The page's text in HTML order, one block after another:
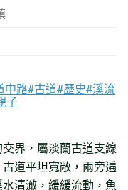
中路#古道#歷史#溪流
子
界，屬淡蘭古道支線
道平坦寬敞，兩旁遍
清澈，緩緩流動，魚